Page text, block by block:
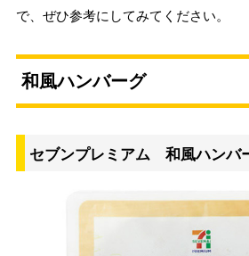
で、ぜひ参考にしてみてください。
和風ハンバーグ
セブンプレミアム 和風ハンバ